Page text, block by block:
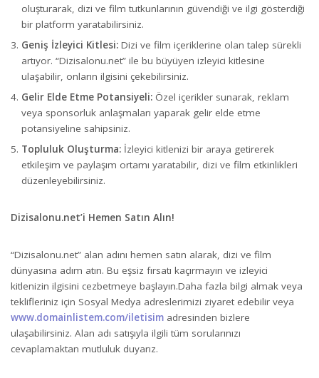
oluşturarak, dizi ve film tutkunlarının güvendiği ve ilgi gösterdiği
bir platform yaratabilirsiniz.
Geniş İzleyici Kitlesi: Dizi ve film içeriklerine olan talep sürekli
artıyor. “Dizisalonu.net” ile bu büyüyen izleyici kitlesine
ulaşabilir, onların ilgisini çekebilirsiniz.
Gelir Elde Etme Potansiyeli: Özel içerikler sunarak, reklam
veya sponsorluk anlaşmaları yaparak gelir elde etme
potansiyeline sahipsiniz.
Topluluk Oluşturma: İzleyici kitlenizi bir araya getirerek
etkileşim ve paylaşım ortamı yaratabilir, dizi ve film etkinlikleri
düzenleyebilirsiniz.
Dizisalonu.net’i Hemen Satın Alın!
“Dizisalonu.net” alan adını hemen satın alarak, dizi ve film
dünyasına adım atın. Bu eşsiz fırsatı kaçırmayın ve izleyici
kitlenizin ilgisini cezbetmeye başlayın.Daha fazla bilgi almak veya
teklifleriniz için Sosyal Medya adreslerimizi ziyaret edebilir veya
www.domainlistem.com/iletisim adresinden bizlere
ulaşabilirsiniz. Alan adı satışıyla ilgili tüm sorularınızı
cevaplamaktan mutluluk duyarız.